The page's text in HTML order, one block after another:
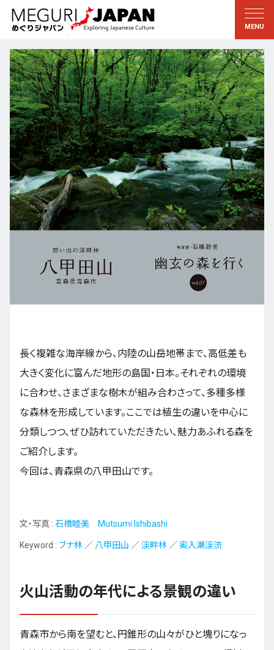
地域をめぐる
北海道・東北
関東
江戸・東京
甲信越
北陸
東海
近畿
中国・四国
文化をめぐる
知る・学ぶ
習う
伝承
芸術・芸能
もの作り
自然
暦と暮らし
EN ZH KO ES
長く複雑な海岸線から、内陸の山岳地帯まで、高低差も
大きく変化に富んだ地形の島国・日本。それぞれの環境
に合わせ、さまざまな樹木が組み合わさって、多種多様
な森林を形成しています。ここでは植生の違いを中心に
分類しつつ、ぜひ訪れていただきたい、魅力あふれる森を
ご紹介します。
今回は、青森県の八甲田山です。
文・写真 : 石橋睦美 Mutsumi Ishibashi
Keyword : ブナ林 ／ 八甲田山 ／ 渓畔林 ／ 奥入瀬渓流
火山活動の年代による景観の違い
青森市から南を望むと、円錐形の山々がひと塊りになっ